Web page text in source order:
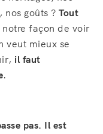
nos goûts ?Tout
notre façon de voir
veut mieux se
il faut
.
pas. Il est